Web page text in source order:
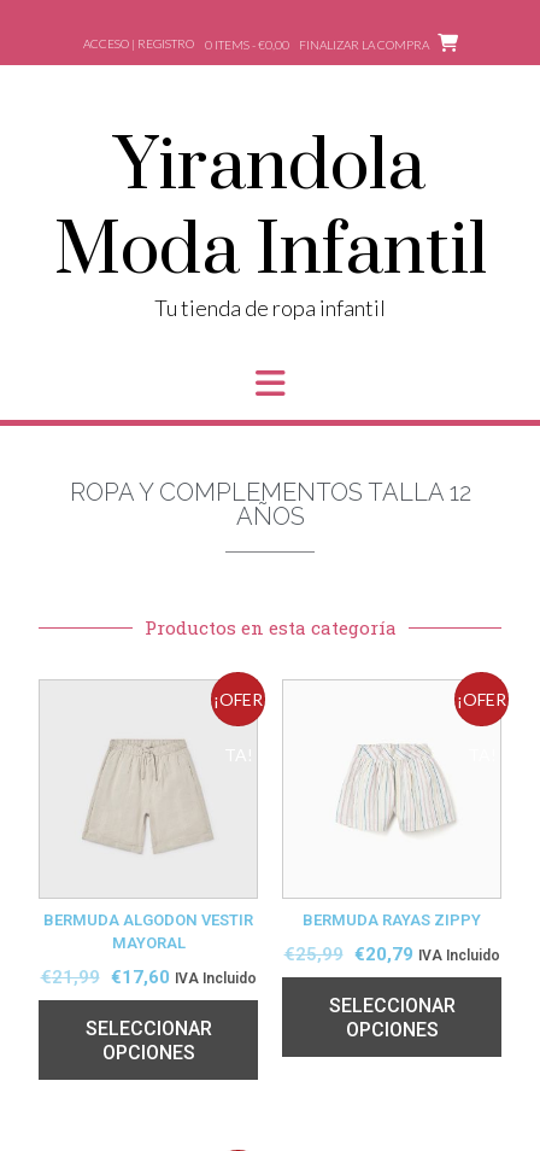
ACCESO | REGISTRO 0 ITEMS - €0,00 FINALIZAR LA COMPRA
Yirandola
Moda Infantil
Tu tienda de ropa infantil
ROPA Y COMPLEMENTOS TALLA 12
AÑOS
Productos en esta categoría
¡OFER
BERMUDA ALGODON VESTIR
MAYORAL
€21,99 €17,60 IVA Incluido
SELECCIONAR
OPCIONES
¡OFER
BERMUDA RAYAS ZIPPY
€25,99 €20,79 IVA Incluido
SELECCIONAR
OPCIONES